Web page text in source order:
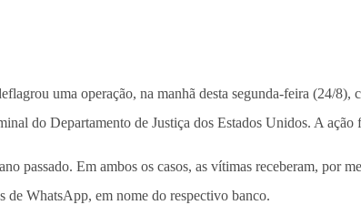
uma operação, na manhã desta segunda-feira (24/
do Departamento de Justiça dos Estados Unidos. A ação
passado. Em ambos os casos, as vítimas receberam, por
de WhatsApp, em nome do respectivo banco.